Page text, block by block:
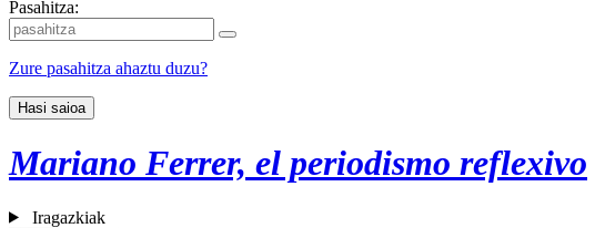
Pasahitza:
Zure pasahitza ahaztu duzu?
Hasi saioa
Mariano Ferrer, el periodismo reflexivo
Iragazkiak